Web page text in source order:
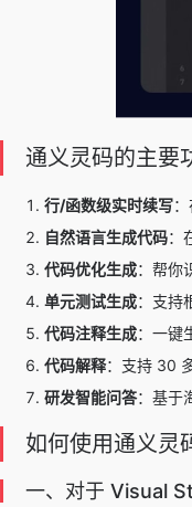
通义灵码的主要
行/函数级实时续写
自然语言生成代码：
代码优化生成：帮你
单元测试生成：支持
代码注释生成：一键
代码解释：支持 30
研发智能问答：基于
如何使用通义灵
一、对于 Visual